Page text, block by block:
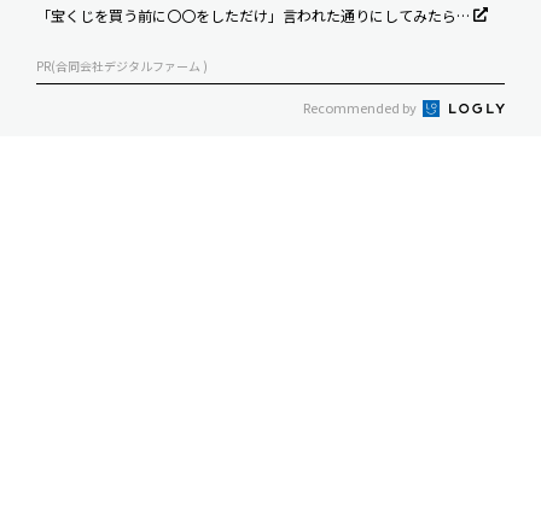
「宝くじを買う前に〇〇をしただけ」言われた通りにしてみたら…
PR(合同会社デジタルファーム )
Recommended by